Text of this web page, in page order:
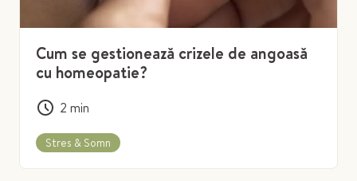
Cum se gestionează crizele de angoasă
cu homeopatie?
2 min
Stres & Somn